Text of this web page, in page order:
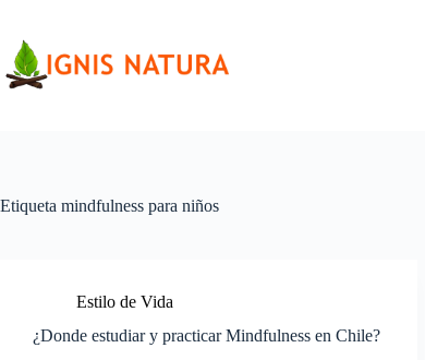
contenido
Etiqueta mindfulness para niños
Estilo de Vida
¿Donde estudiar y practicar Mindfulness en Chile?